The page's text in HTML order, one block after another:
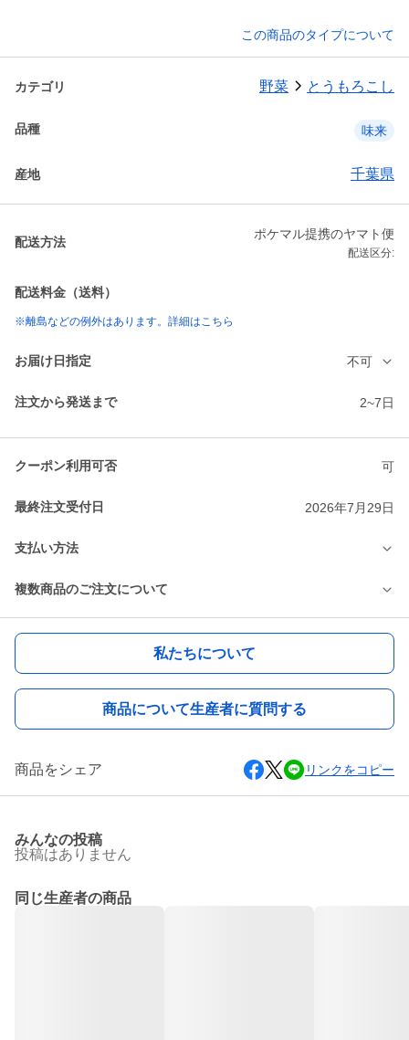
この商品のタイプについて
カテゴリ 野菜 とうもろこし
品種 味来
産地 千葉県
配送方法
ポケマル提携のヤマト便
配送区分:
配送料金（送料）
※離島などの例外はあります。詳細はこちら
お届け日指定 不可
注文から発送まで 2~7日
クーポン利用可否 可
最終注文受付日 2026年7月29日
支払い方法
複数商品のご注文について
私たちについて
商品について生産者に質問する
商品をシェア リンクをコピー
みんなの投稿
投稿はありません
同じ生産者の商品